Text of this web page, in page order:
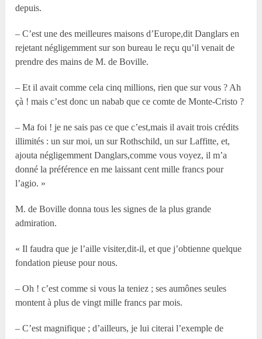
depuis.
– C’est une des meilleures maisons d’Europe,dit Danglars en
rejetant négligemment sur son bureau le reçu qu’il venait de
prendre des mains de M. de Boville.
– Et il avait comme cela cinq millions, rien que sur vous ? Ah
çà ! mais c’est donc un nabab que ce comte de Monte-Cristo ?
– Ma foi ! je ne sais pas ce que c’est,mais il avait trois crédits
illimités : un sur moi, un sur Rothschild, un sur Laffitte, et,
ajouta négligemment Danglars,comme vous voyez, il m’a
donné la préférence en me laissant cent mille francs pour
l’agio. »
M. de Boville donna tous les signes de la plus grande
admiration.
« Il faudra que je l’aille visiter,dit-il, et que j’obtienne quelque
fondation pieuse pour nous.
– Oh ! c’est comme si vous la teniez ; ses aumônes seules
montent à plus de vingt mille francs par mois.
– C’est magnifique ; d’ailleurs, je lui citerai l’exemple de